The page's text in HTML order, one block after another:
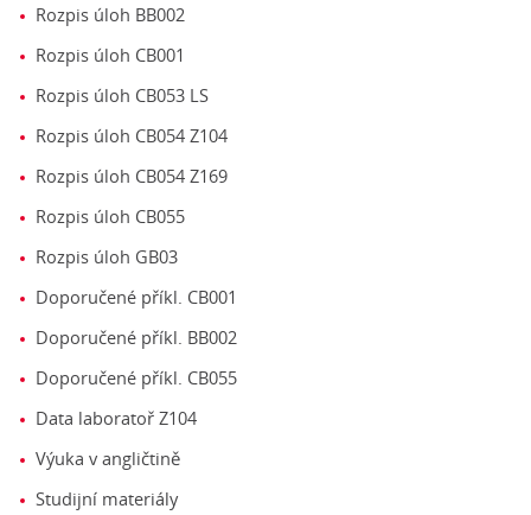
Rozpis úloh BB002
Rozpis úloh CB001
Rozpis úloh CB053 LS
Rozpis úloh CB054 Z104
Rozpis úloh CB054 Z169
Rozpis úloh CB055
Rozpis úloh GB03
Doporučené příkl. CB001
Doporučené příkl. BB002
Doporučené příkl. CB055
Data laboratoř Z104
Výuka v angličtině
Studijní materiály